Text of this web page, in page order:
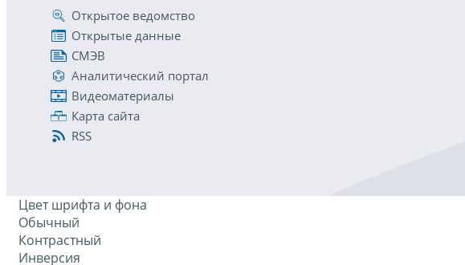
Открытое ведомство
Открытые данные
СМЭВ
Аналитический портал
Видеоматериалы
Карта сайта
RSS
Цвет шрифта и фона
Обычный
Контрастный
Инверсия